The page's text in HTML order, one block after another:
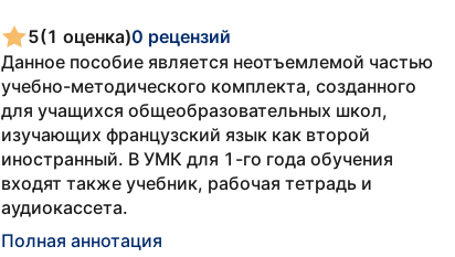
5(1 оценка)0 рецензий
Данное пособие является неотъемлемой частью
учебно-методического комплекта, созданного
для учащихся общеобразовательных школ,
изучающих французский язык как второй
иностранный. В УМК для 1-го года обучения
входят также учебник, рабочая тетрадь и
аудиокассета.
Полная аннотация